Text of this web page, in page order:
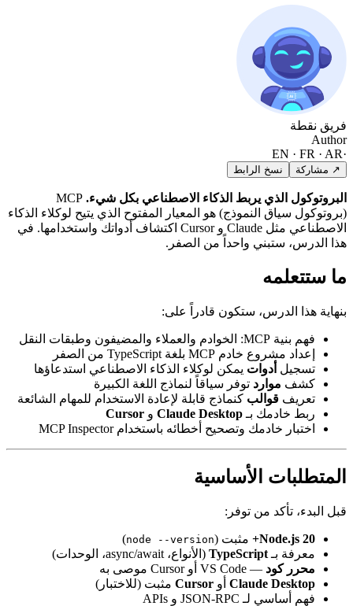
فريق نقطة
Author
EN · FR · AR
↗ مشاركة نسخ الرابط
البروتوكول الذي يربط الذكاء الاصطناعي بكل شيء. MCP
(بروتوكول سياق النموذج) هو المعيار المفتوح الذي يتيح لوكلاء الذكاء
الاصطناعي مثل Claude و Cursor اكتشاف أدواتك واستخدامها. في
هذا الدرس، ستبني واحداً من الصفر.
ما ستتعلمه
بنهاية هذا الدرس، ستكون قادراً على:
فهم بنية MCP: الخوادم والعملاء والمضيفون وطبقات النقل
إعداد مشروع خادم MCP بلغة TypeScript من الصفر
تسجيل أدواتيمكن لوكلاء الذكاء الاصطناعي استدعاؤها
كشف موارد توفر سياقاً لنماذج اللغة الكبيرة
تعريف قوالبكنماذج قابلة لإعادة الاستخدام للمهام الشائعة
ربط خادمك بـClaude DesktopوCursor
اختبار خادمك وتصحيح أخطائه باستخدام MCP Inspector
المتطلبات الأساسية
قبل البدء، تأكد من توفر:
Node.js 20+ مثبت ( node --version
)
معرفة بـTypeScript(الأنواع، async/await، الوحدات)
محرر كود— VS Code أو Cursor موصى به
Claude DesktopأوCursorمثبت (للاختبار)
فهم أساسي لـ JSON-RPC و APIs